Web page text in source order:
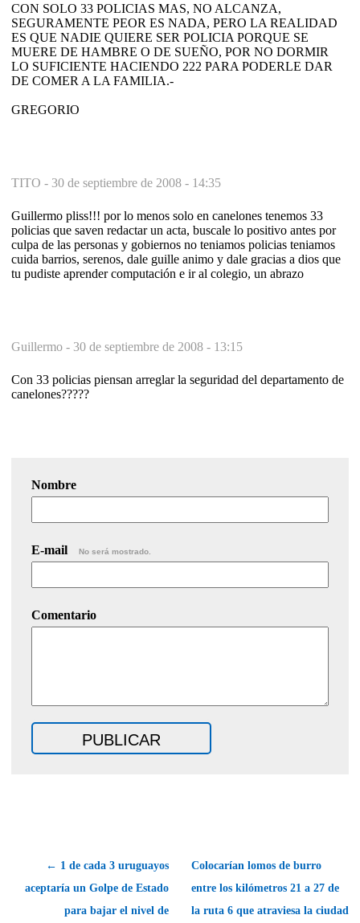
CON SOLO 33 POLICIAS MAS, NO ALCANZA,
SEGURAMENTE PEOR ES NADA, PERO LA REALIDAD
ES QUE NADIE QUIERE SER POLICIA PORQUE SE
MUERE DE HAMBRE O DE SUEÑO, POR NO DORMIR
LO SUFICIENTE HACIENDO 222 PARA PODERLE DAR
DE COMER A LA FAMILIA.-
GREGORIO
TITO - 30 de septiembre de 2008 - 14:35
Guillermo pliss!!! por lo menos solo en canelones tenemos 33
policias que saven redactar un acta, buscale lo positivo antes por
culpa de las personas y gobiernos no teniamos policias teniamos
cuida barrios, serenos, dale guille animo y dale gracias a dios que
tu pudiste aprender computación e ir al colegio, un abrazo
Guillermo - 30 de septiembre de 2008 - 13:15
Con 33 policias piensan arreglar la seguridad del departamento de
canelones?????
Nombre
E-mail No será mostrado.
Comentario
← 1 de cada 3 uruguayos
aceptaría un Golpe de Estado
para bajar el nivel de
Colocarían lomos de burro
entre los kilómetros 21 a 27 de
la ruta 6 que atraviesa la ciudad